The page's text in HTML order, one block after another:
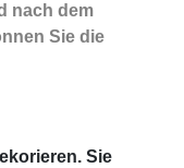
nach dem
Sie die
Sie